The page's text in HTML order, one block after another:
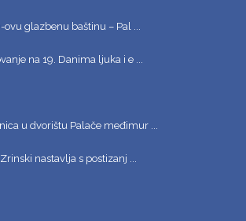
glazbenu baštinu – Pal ...
na 19. Danima ljuka i e ...
u dvorištu Palače međimur ...
nastavlja s postizanj ...